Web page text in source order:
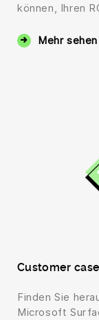
können, Ihren
Mehr sehen
Customer
Finden Sie
Microsoft